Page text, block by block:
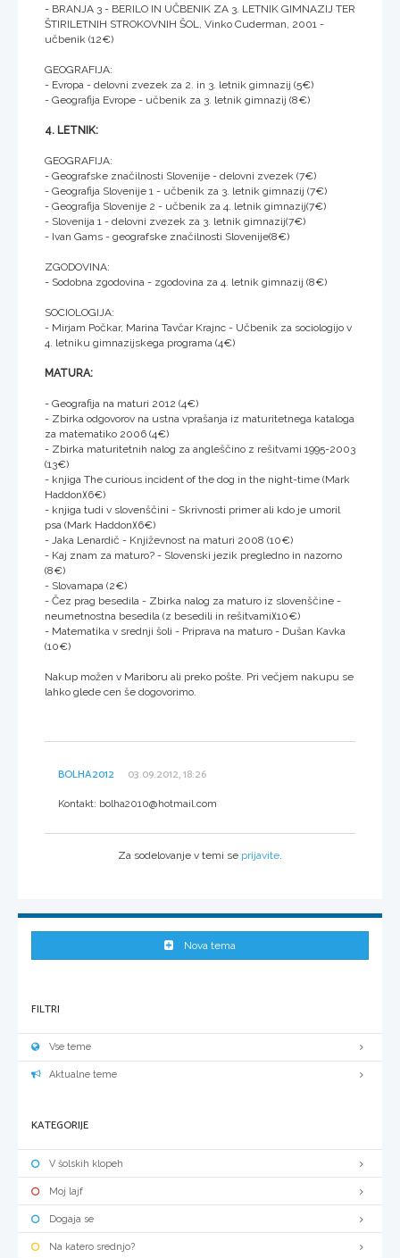
- BRANJA 3 - BERILO IN UČBENIK ZA 3. LETNIK GIMNAZIJ TER
ŠTIRILETNIH STROKOVNIH ŠOL, Vinko Cuderman, 2001 -
učbenik (12€)
GEOGRAFIJA:
- Evropa - delovni zvezek za 2. in 3. letnik gimnazij (5€)
- Geografija Evrope - učbenik za 3. letnik gimnazij (8€)
4. LETNIK:
GEOGRAFIJA:
- Geografske značilnosti Slovenije - delovni zvezek (7€)
- Geografija Slovenije 1 - učbenik za 3. letnik gimnazij (7€)
- Geografija Slovenije 2 - učbenik za 4. letnik gimnazij(7€)
- Slovenija 1 - delovni zvezek za 3. letnik gimnazij(7€)
- Ivan Gams - geografske značilnosti Slovenije(8€)
ZGODOVINA:
- Sodobna zgodovina - zgodovina za 4. letnik gimnazij (8€)
SOCIOLOGIJA:
- Mirjam Počkar, Marina Tavčar Krajnc - Učbenik za sociologijo v
4. letniku gimnazijskega programa (4€)
MATURA:
- Geografija na maturi 2012 (4€)
- Zbirka odgovorov na ustna vprašanja iz maturitetnega kataloga
za matematiko 2006 (4€)
- Zbirka maturitetnih nalog za angleščino z rešitvami 1995-2003
(13€)
- knjiga The curious incident of the dog in the night-time (Mark
Haddon)(6€)
- knjiga tudi v slovenščini - Skrivnosti primer ali kdo je umoril
psa (Mark Haddon)(6€)
- Jaka Lenardič - Književnost na maturi 2008 (10€)
- Kaj znam za maturo? - Slovenski jezik pregledno in nazorno
(8€)
- Slovamapa (2€)
- Čez prag besedila - Zbirka nalog za maturo iz slovenščine -
neumetnostna besedila (z besedili in rešitvami)(10€)
- Matematika v srednji šoli - Priprava na maturo - Dušan Kavka
(10€)
Nakup možen v Mariboru ali preko pošte. Pri večjem nakupu se
lahko glede cen še dogovorimo.
BOLHA2012 03.09.2012, 18:26
Kontakt: bolha2010@hotmail.com
Za sodelovanje v temi se prijavite
Nova tema
FILTRI
Vse teme
Aktualne teme
KATEGORIJE
V šolskih klopeh
Moj lajf
Dogaja se
Na katero srednjo?